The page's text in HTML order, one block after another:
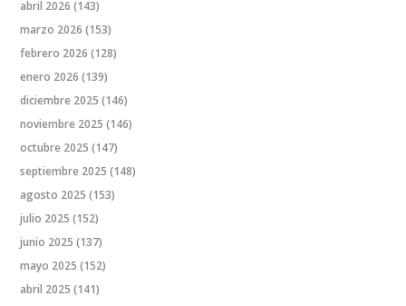
abril 2026 (143)
marzo 2026 (153)
febrero 2026 (128)
enero 2026 (139)
diciembre 2025 (146)
noviembre 2025 (146)
octubre 2025 (147)
septiembre 2025 (148)
agosto 2025 (153)
julio 2025 (152)
junio 2025 (137)
mayo 2025 (152)
abril 2025 (141)